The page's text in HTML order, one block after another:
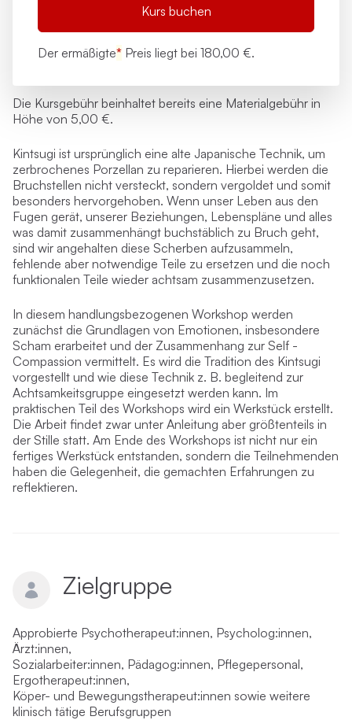
Die Kursgebühr beinhaltet bereits eine Materialgebühr in
Höhe von 5,00 €.
Kintsugi ist ursprünglich eine alte Japanische Technik, um
zerbrochenes Porzellan zu reparieren. Hierbei werden die
Bruchstellen nicht versteckt, sondern vergoldet und somit
besonders hervorgehoben. Wenn unser Leben aus den
Fugen gerät, unserer Beziehungen, Lebenspläne und alles
was damit zusammenhängt buchstäblich zu Bruch geht,
sind wir angehalten diese Scherben aufzusammeln,
fehlende aber notwendige Teile zu ersetzen und die noch
funktionalen Teile wieder achtsam zusammenzusetzen.
In diesem handlungsbezogenen Workshop werden
zunächst die Grundlagen von Emotionen, insbesondere
Scham erarbeitet und der Zusammenhang zur Self -
Compassion vermittelt. Es wird die Tradition des Kintsugi
vorgestellt und wie diese Technik z. B. begleitend zur
Achtsamkeitsgruppe eingesetzt werden kann. Im
praktischen Teil des Workshops wird ein Werkstück erstellt.
Die Arbeit findet zwar unter Anleitung aber größtenteils in
der Stille statt. Am Ende des Workshops ist nicht nur ein
fertiges Werkstück entstanden, sondern die Teilnehmenden
haben die Gelegenheit, die gemachten Erfahrungen zu
reflektieren.
Zielgruppe
Approbierte Psychotherapeut:innen, Psycholog:innen,
Ärzt:innen,
Sozialarbeiter:innen, Pädagog:innen, Pflegepersonal,
Ergotherapeut:innen,
Köper- und Bewegungstherapeut:innen sowie weitere
klinisch tätige Berufsgruppen
Kurs buchen
Der ermäßigte* Preis liegt bei 180,00 €.